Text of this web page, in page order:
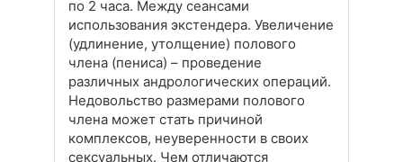
по 2 часа. Между сеансами
использования экстендера. Увеличение
(удлинение, утолщение) полового
члена (пениса) – проведение
различных андрологических операций.
Недовольство размерами полового
члена может стать причиной
комплексов, неуверенности в своих
сексуальных. Чем отличаются